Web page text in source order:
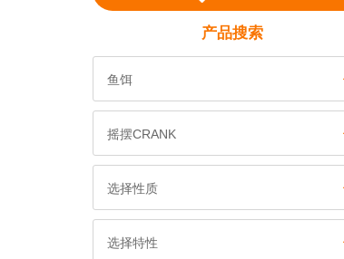
产品搜索